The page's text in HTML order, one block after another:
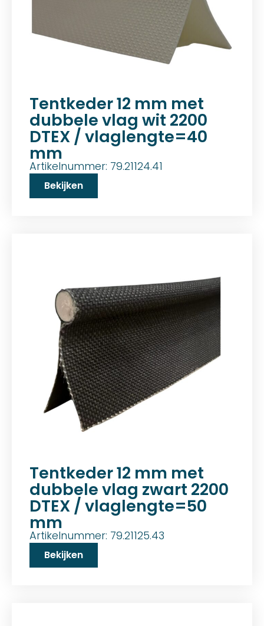
Tentkeder 12 mm met
dubbele vlag wit 2200
DTEX / vlaglengte=40
mm
Artikelnummer: 79.21124.41
Bekijken
Tentkeder 12 mm met
dubbele vlag zwart 2200
DTEX / vlaglengte=50
mm
Artikelnummer: 79.21125.43
Bekijken